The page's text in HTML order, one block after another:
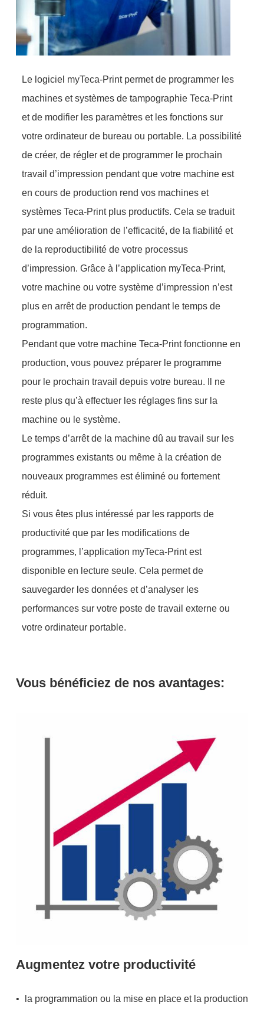
Le logiciel myTeca-Print permet de programmer les
machines et systèmes de tampographie Teca-Print
et de modifier les paramètres et les fonctions sur
votre ordinateur de bureau ou portable. La possibilité
de créer, de régler et de programmer le prochain
travail d’impression pendant que votre machine est
en cours de production rend vos machines et
systèmes Teca-Print plus productifs. Cela se traduit
par une amélioration de l’efficacité, de la fiabilité et
de la reproductibilité de votre processus
d’impression. Grâce à l’application myTeca-Print,
votre machine ou votre système d’impression n’est
plus en arrêt de production pendant le temps de
programmation.
Pendant que votre machine Teca-Print fonctionne en
production, vous pouvez préparer le programme
pour le prochain travail depuis votre bureau. Il ne
reste plus qu’à effectuer les réglages fins sur la
machine ou le système.
Le temps d’arrêt de la machine dû au travail sur les
programmes existants ou même à la création de
nouveaux programmes est éliminé ou fortement
réduit.
Si vous êtes plus intéressé par les rapports de
productivité que par les modifications de
programmes, l’application myTeca-Print est
disponible en lecture seule. Cela permet de
sauvegarder les données et d’analyser les
performances sur votre poste de travail externe ou
votre ordinateur portable.
Vous bénéficiez de nos avantages:
Augmentez votre productivité
la programmation ou la mise en place et la production